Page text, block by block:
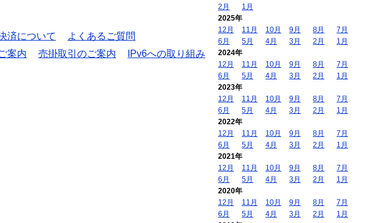
済について
よくあるご質問
案内 売掛取引のご案内
IPv6への取り組み
2月
1月
2025年
12月
11月 10月 9月 8月
7月
6月
5月 4月 3月 2月
1月
2024年
12月
11月 10月 9月 8月
7月
6月
5月 4月 3月 2月
1月
2023年
12月
11月 10月 9月 8月
7月
6月
5月 4月 3月 2月
1月
2022年
12月
11月 10月 9月 8月
7月
6月
5月 4月 3月 2月
1月
2021年
12月
11月 10月 9月 8月
7月
6月
5月 4月 3月 2月
1月
2020年
12月
11月 10月 9月 8月
7月
6月
5月 4月 3月 2月
1月